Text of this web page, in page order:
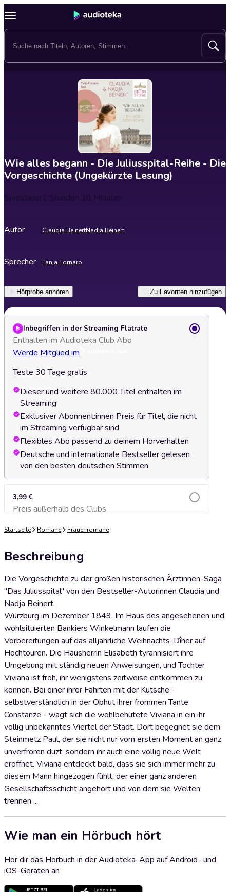
Wie alles begann - Die Juliusspital-Reihe - Die
Vorgeschichte (Ungekürzte Lesung)
Spieldauer1 Stunden 18 Minuten
Autor Claudia BeinertNadja Beinert
Sprecher Tanja Fornaro
Hörprobe anhören Zu Favoriten hinzufügen
Inbegriffen in der Streaming Flatrate
Enthalten im Audioteka Club Abo
Werde Mitglied im
Teste 30 Tage gratis
Dieser und weitere 80.000 Titel enthalten im
Streaming
Exklusiver Abonnent:innen Preis für Titel, die nicht
im Streaming verfügbar sind
Flexibles Abo passend zu deinem Hörverhalten
Deutsche und internationale Bestseller gelesen
von den besten deutschen Stimmen
3,99 €
Preis außerhalb des ClubsZum Warenkorb hinzufügen
Startseite Romane Frauenromane
Beschreibung
Die Vorgeschichte zu der großen historischen Ärztinnen-Saga
"Das Juliusspital" von den Bestseller-Autorinnen Claudia und
Nadja Beinert.
Würzburg im Dezember 1849. Im Haus des angesehenen und
wohlsituierten Bankiers Winkelmann laufen die
Vorbereitungen auf das alljährliche Weihnachts-Dîner auf
Hochtouren. Die Hausherrin Elisabeth tyrannisiert ihre
Umgebung mit ständig neuen Anweisungen, und Tochter
Viviana ist froh, ihr wenigstens zeitweise entkommen zu
können. Bei einer ihrer Fahrten mit der Kutsche -
selbstverständlich in der Obhut ihrer frommen Tante
Constanze - wagt sich die wohlbehütete Viviana in ein ihr
völlig unbekanntes Viertel der Stadt. Dort begegnet sie dem
Steinmetz Paul, der sie nicht nur vom ersten Moment an ganz
unverfroren duzt, sondern ihr auch eine völlig neue Welt
eröffnet. Viviana entdeckt bald, dass sie sich immer mehr zu
diesem Mann hingezogen fühlt, der einer ganz anderen
Gesellschaftsschicht angehört und von dem sie Welten
trennen ...
Wie man ein Hörbuch hört
Hör dir das Hörbuch in der Audioteka-App auf Android- und
iOS-Geräten an